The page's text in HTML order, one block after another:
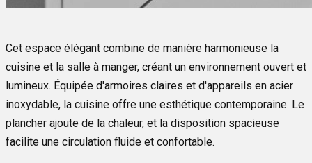
Cet espace élégant combine de manière harmonieuse la
cuisine et la salle à manger, créant un environnement ouvert et
lumineux. Équipée d'armoires claires et d'appareils en acier
inoxydable, la cuisine offre une esthétique contemporaine. Le
plancher ajoute de la chaleur, et la disposition spacieuse
facilite une circulation fluide et confortable.